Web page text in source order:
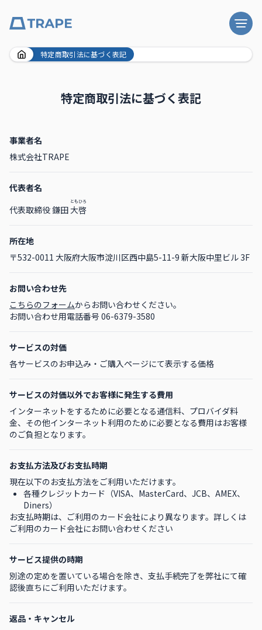
Skip
特定商取引法に基づく表記
特定商取引法に基づく表記
事業者名
株式会社TRAPE
代表者名
代表取締役 鎌田大啓
ともひろ
所在地
〒532-0011 大阪府大阪市淀川区西中島5-11-9 新大阪中里ビル 3F
お問い合わせ先
こちらのフォームからお問い合わせください。
お問い合わせ用電話番号 06-6379-3580
サービスの対価
各サービスのお申込み・ご購入ページにて表示する価格
サービスの対価以外でお客様に発生する費用
インターネットをするために必要となる通信料、プロバイダ料
金、その他インターネット利用のために必要となる費用はお客様
のご負担となります。
お支払方法及びお支払時期
現在以下のお支払方法をご利用いただけます。
各種クレジットカード（VISA、MasterCard、JCB、AMEX、
Diners）
お支払時期は、ご利用のカード会社により異なります。詳しくは
ご利用のカード会社にお問い合わせください
サービス提供の時期
別途の定めを置いている場合を除き、支払手続完了を弊社にて確
認後直ちにご利用いただけます。
返品・キャンセル